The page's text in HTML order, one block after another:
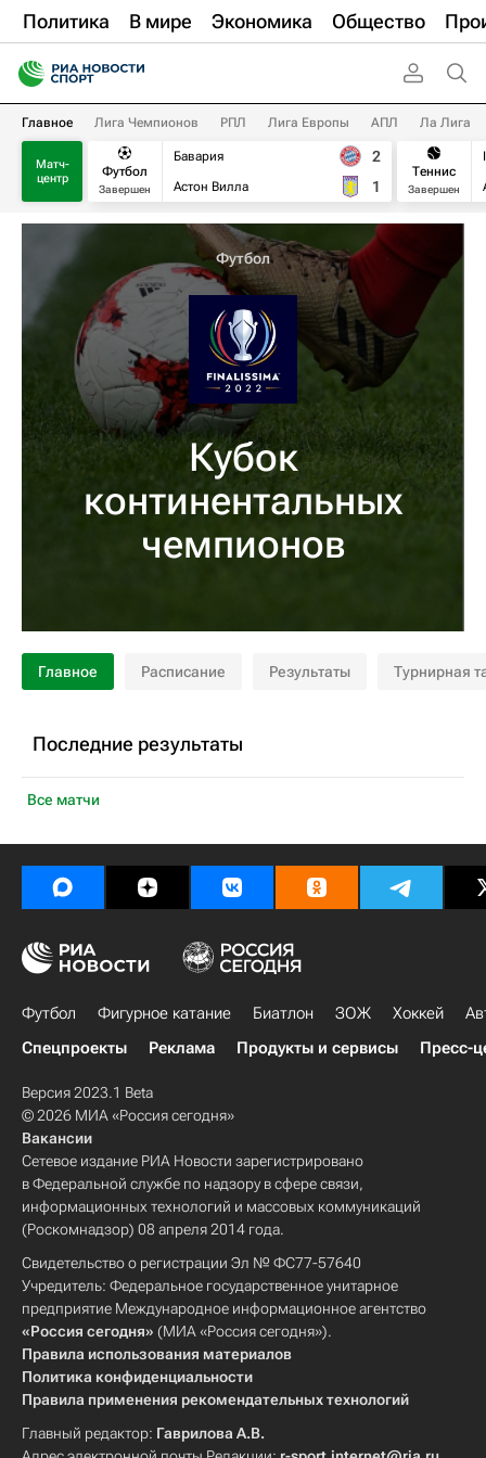
Политика В мире Экономика Общество
Главное Лига Чемпионов РПЛ Лига Европы АПЛ Ла Лига
Матч-
центр
Футбол
Завершен
Бавария
Астон Вилла
2
1
Теннис
Завершен
Футбол
Кубок
континентальных
чемпионов
Главное Расписание Результаты Турнирная
Последние результаты
Все матчи
Футбол Фигурное катание Биатлон ЗОЖ Хоккей
Спецпроекты
Реклама Продукты и сервисы Пресс-
Версия 2023.1 Beta
© 2026 МИА «Россия сегодня»
Вакансии
Сетевое издание РИА Новости зарегистрировано
в Федеральной службе по надзору в сфере связи,
информационных технологий и массовых коммуникаций
(Роскомнадзор) 08 апреля 2014 года.
Свидетельство о регистрации Эл № ФС77-57640
Учредитель: Федеральное государственное унитарное
предприятие Международное информационное агентство
«Россия сегодня» (МИА «Россия сегодня»).
Правила использования материалов
Политика конфиденциальности
Правила применения рекомендательных технологий
Главный редактор: Гаврилова А.В.